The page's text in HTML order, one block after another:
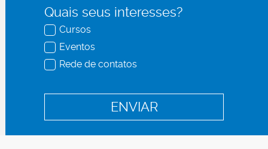
Quais seus interesses?
Cursos
Eventos
Rede de contatos